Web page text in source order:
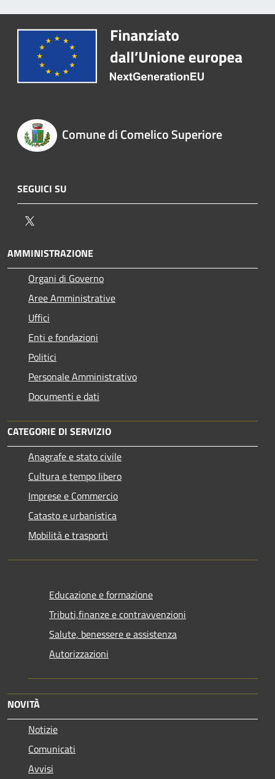
Comune di Comelico Superiore
SEGUICI SU
AMMINISTRAZIONE
Organi di Governo
Aree Amministrative
Uffici
Enti e fondazioni
Politici
Personale Amministrativo
Documenti e dati
CATEGORIE DI SERVIZIO
Anagrafe e stato civile
Cultura e tempo libero
Imprese e Commercio
Catasto e urbanistica
Mobilità e trasporti
Educazione e formazione
Tributi,finanze e contravvenzioni
Salute, benessere e assistenza
Autorizzazioni
NOVITÀ
Notizie
Comunicati
Avvisi